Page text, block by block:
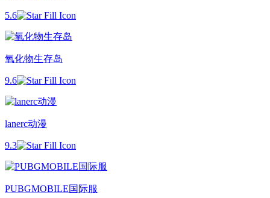
5.6
氧化物生存岛
9.6
lanerc动漫
9.3
PUBGMOBILE国际服